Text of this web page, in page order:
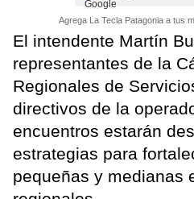
Agrega La Tecla Patagonia a tus
El intendente Martín
representantes de la
Regionales de
directivos de la
encuentros estarán
estrategias para
pequeñas y medianas